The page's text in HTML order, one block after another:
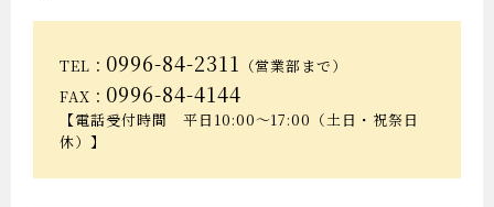
TEL： 0996-84-2311
（営業部まで）
FAX： 0996-84-4144
【電話受付時間 平日10:00～17:00（土日・祝祭日
休）】